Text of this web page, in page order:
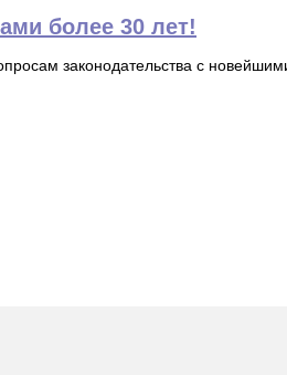
более 30 лет!
законодательства с